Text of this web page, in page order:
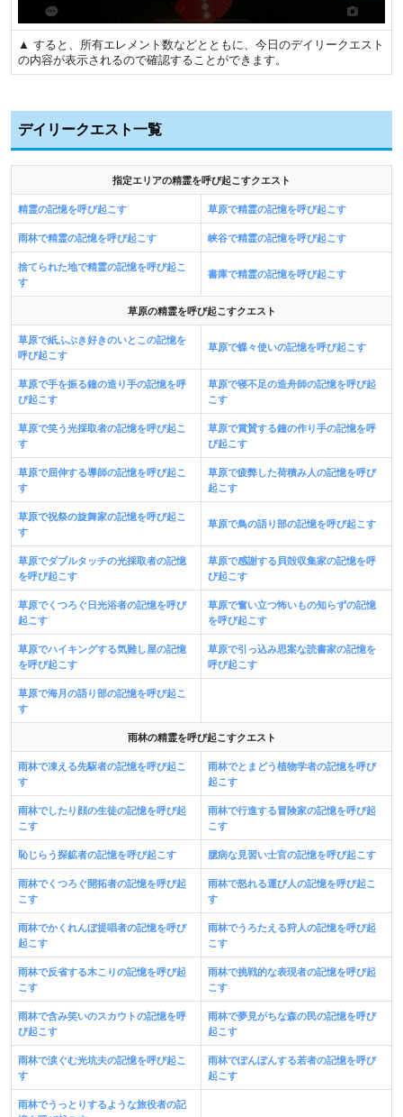
▲ すると、所有エレメント数などとともに、今日のデイリークエスト
の内容が表示されるので確認することができます。
デイリークエスト一覧
指定エリアの精霊を呼び起こすクエスト
精霊の記憶を呼び起こす 草原で精霊の記憶を呼び起こす
雨林で精霊の記憶を呼び起こす 峡谷で精霊の記憶を呼び起こす
捨てられた地で精霊の記憶を呼び起こ
す
書庫で精霊の記憶を呼び起こす
草原の精霊を呼び起こすクエスト
草原で紙ふぶき好きのいとこの記憶を
呼び起こす
草原で蝶々使いの記憶を呼び起こす
草原で手を振る鐘の造り手の記憶を呼
び起こす
草原で寝不足の造舟師の記憶を呼び起
こす
草原で笑う光採取者の記憶を呼び起こ
す
草原で賞賛する鐘の作り手の記憶を呼
び起こす
草原で屈伸する導師の記憶を呼び起こ
す
草原で疲弊した荷積み人の記憶を呼び
起こす
草原で祝祭の旋舞家の記憶を呼び起こ
す
草原で鳥の語り部の記憶を呼び起こす
草原でダブルタッチの光採取者の記憶
を呼び起こす
草原で感謝する貝殻収集家の記憶を呼
び起こす
草原でくつろぐ日光浴者の記憶を呼び
起こす
草原で奮い立つ怖いもの知らずの記憶
を呼び起こす
草原でハイキングする気難し屋の記憶
を呼び起こす
草原で引っ込み思案な読書家の記憶を
呼び起こす
草原で海月の語り部の記憶を呼び起こ
す
雨林の精霊を呼び起こすクエスト
雨林で凍える先駆者の記憶を呼び起こ
す
雨林でとまどう植物学者の記憶を呼び
起こす
雨林でしたり顔の生徒の記憶を呼び起
こす
雨林で行進する冒険家の記憶を呼び起
こす
恥じらう探鉱者の記憶を呼び起こす 臆病な見習い士官の記憶を呼び起こす
雨林でくつろぐ開拓者の記憶を呼び起
こす
雨林で怒れる運び人の記憶を呼び起こ
す
雨林でかくれんぼ提唱者の記憶を呼び
起こす
雨林でうろたえる狩人の記憶を呼び起
こす
雨林で反省する木こりの記憶を呼び起
こす
雨林で挑戦的な表現者の記憶を呼び起
こす
雨林で含み笑いのスカウトの記憶を呼
び起こす
雨林で夢見がちな森の民の記憶を呼び
起こす
雨林で涙ぐむ光坑夫の記憶を呼び起こ
す
雨林でぽんぽんする若者の記憶を呼び
起こす
雨林でうっとりするような旅役者の記